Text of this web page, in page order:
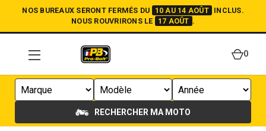
NOS BUREAUX SERONT FERMÉS DU 10 AU 14 AOÛT
INCLUS.
NOUS ROUVRIRONS LE
17 AOÛT .
0
RECHERCHER MA MOTO